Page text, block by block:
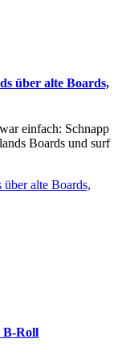
über alte Boards,
einfach: Schnapp
Boards und surf
alte Boards,
B-Roll